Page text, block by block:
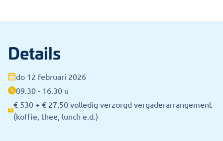
Details
do 12 februari 2026
09.30 - 16.30 u
€ 530 + € 27,50 volledig verzorgd vergaderarrangement
(koffie, thee, lunch e.d.)